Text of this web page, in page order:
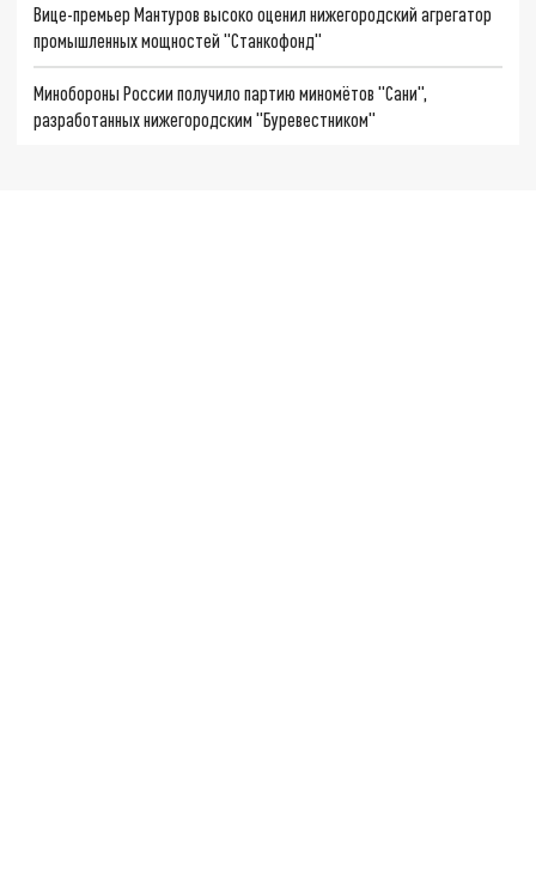
Вице-премьер Мантуров высоко оценил нижегородский агрегатор
промышленных мощностей "Станкофонд"
Минобороны России получило партию миномётов "Сани",
разработанных нижегородским "Буревестником"